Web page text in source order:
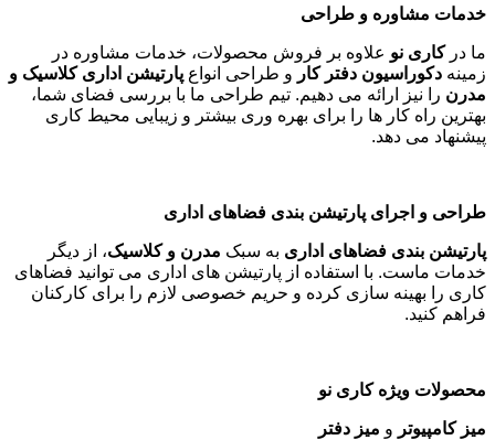
خدمات مشاوره و طراحی
ما درکاری نو علاوه بر فروش محصولات، خدمات مشاوره در
زمینه دکوراسیون دفتر کار و طراحی انواع پارتیشن اداری کلاسیک و
مدرن را نیز ارائه می دهیم. تیم طراحی ما با بررسی فضای شما،
بهترین راه کار ها را برای بهره وری بیشتر و زیبایی محیط کاری
پیشنهاد می دهد.
طراحی و اجرای پارتیشن بندی فضاهای اداری
پارتیشن بندی فضاهای اداری به سبک مدرن و کلاسیک، از دیگر
خدمات ماست. با استفاده از پارتیشن های اداری می توانید فضاهای
کاری را بهینه سازی کرده و حریم خصوصی لازم را برای کارکنان
فراهم کنید.
محصولات ویژه کاری نو
میز کامپیوتر و میز دفتر